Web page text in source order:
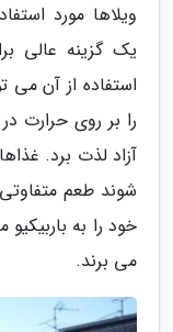
ویلاها مورد
یک گزینه عالی
استفاده از آن
را بر روی حرارت
آزاد لذت برد.
شوند طعم متفاوتی
خود را به
می برند.